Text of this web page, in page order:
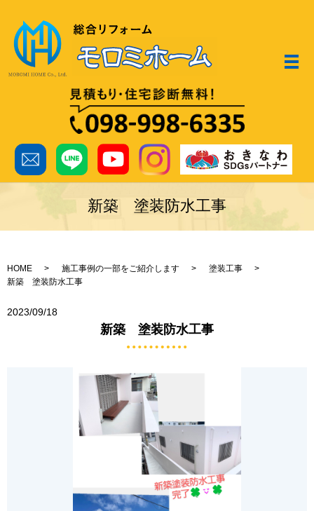
メ
新築 塗装防水工事
HOME 施工事例の一部をご紹介します
塗装工事
新築 塗装防水工事
2023/09/18
新築 塗装防水工事